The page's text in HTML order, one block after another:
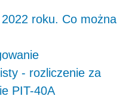
roku. Co można
- rozliczenie za
PIT-40A